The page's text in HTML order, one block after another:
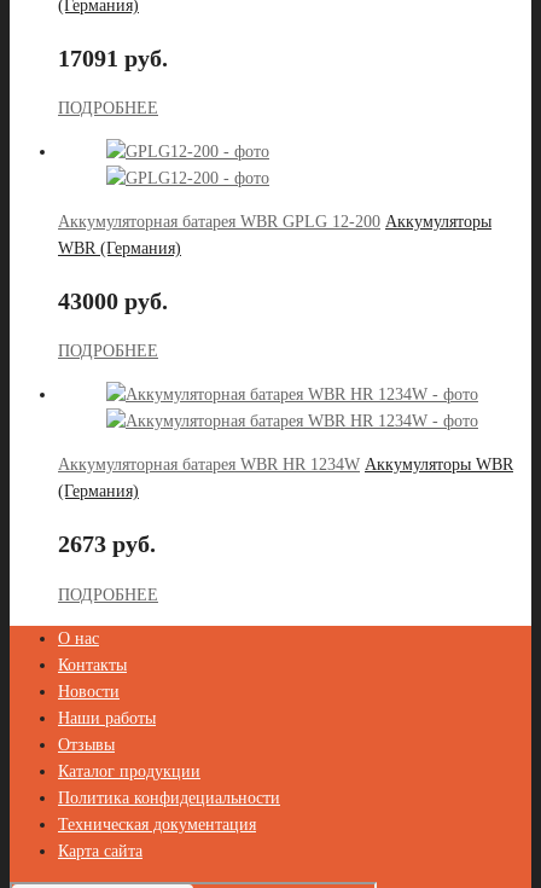
(Германия)
17091 руб.
ПОДРОБНЕЕ
Аккумуляторная батарея WBR GPLG 12-200 Аккумуляторы
WBR (Германия)
43000 руб.
ПОДРОБНЕЕ
Аккумуляторная батарея WBR HR 1234W Аккумуляторы WBR
(Германия)
2673 руб.
ПОДРОБНЕЕ
О нас
Контакты
Новости
Наши работы
Отзывы
Каталог продукции
Политика конфидециальности
Техническая документация
Карта сайта